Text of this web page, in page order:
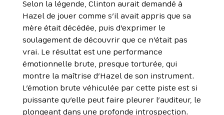
Selon la légende, Clinton aurait demandé à
Hazel de jouer comme s’il avait appris que sa
mère était décédée, puis d’exprimer le
soulagement de découvrir que ce n’était pas
vrai. Le résultat est une performance
émotionnelle brute, presque torturée, qui
montre la maîtrise d’Hazel de son instrument.
L’émotion brute véhiculée par cette piste est si
puissante qu’elle peut faire pleurer l’auditeur, le
plongeant dans une profonde introspection.